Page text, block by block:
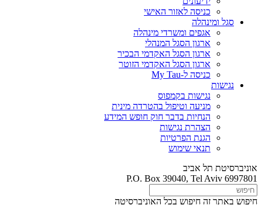
כניסה לאזור האישי
סגל ומינהלה
אגפים ומשרדי מינהלה
ארגון הסגל המנהלי
ארגון הסגל האקדמי הבכיר
ארגון הסגל האקדמי הזוטר
כניסה ל-My Tau
נגישות
נגישות בקמפוס
מניעה וטיפול בהטרדה מינית
הנחיות בדבר חוק חופש המידע
הצהרת נגישות
הגנת הפרטיות
תנאי שימוש
אוניברסיטת תל אביב
P.O. Box 39040, Tel Aviv 6997801
חיפוש באתר זה חיפוש בכל האוניברסיטה